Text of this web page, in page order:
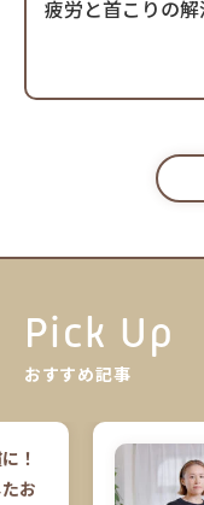
疲労と首こりの解
Pick Up
おすすめ記事
！
お